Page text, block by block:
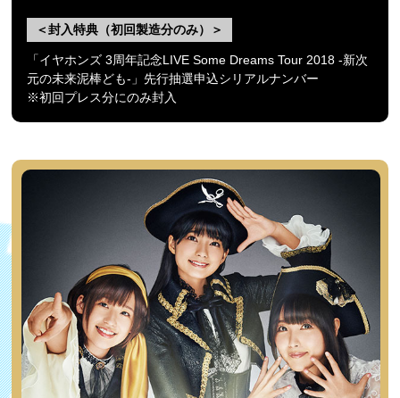
＜封入特典（初回製造分のみ）＞
「イヤホンズ 3周年記念LIVE Some Dreams Tour 2018 -新次
元の未来泥棒ども-」先行抽選申込シリアルナンバー
※初回プレス分にのみ封入